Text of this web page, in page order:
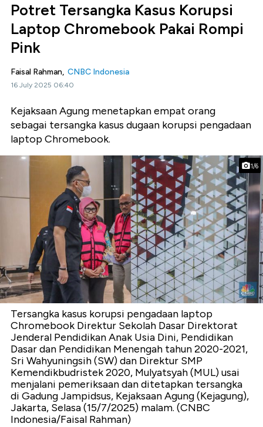
Potret Tersangka Kasus Korupsi
Laptop Chromebook Pakai Rompi
Pink
Faisal Rahman, CNBC Indonesia
16 July 2025 06:40
Kejaksaan Agung menetapkan empat orang
sebagai tersangka kasus dugaan korupsi pengadaan
laptop Chromebook.
1/6
Tersangka kasus korupsi pengadaan laptop
Chromebook Direktur Sekolah Dasar Direktorat
Jenderal Pendidikan Anak Usia Dini, Pendidikan
Dasar dan Pendidikan Menengah tahun 2020-2021,
Sri Wahyuningsih (SW) dan Direktur SMP
Kemendikbudristek 2020, Mulyatsyah (MUL) usai
menjalani pemeriksaan dan ditetapkan tersangka
di Gadung Jampidsus, Kejaksaan Agung (Kejagung),
Jakarta, Selasa (15/7/2025) malam. (CNBC
Indonesia/Faisal Rahman)